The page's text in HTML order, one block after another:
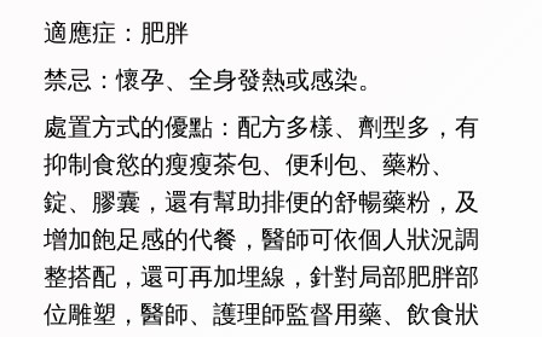
適應症：肥胖
禁忌：懷孕、全身發熱或感染。
處置方式的優點：配方多樣、劑型多，有
抑制食慾的瘦瘦茶包、便利包、藥粉、
錠、膠囊，還有幫助排便的舒暢藥粉，及
增加飽足感的代餐，醫師可依個人狀況調
整搭配，還可再加埋線，針對局部肥胖部
位雕塑，醫師、護理師監督用藥、飲食狀